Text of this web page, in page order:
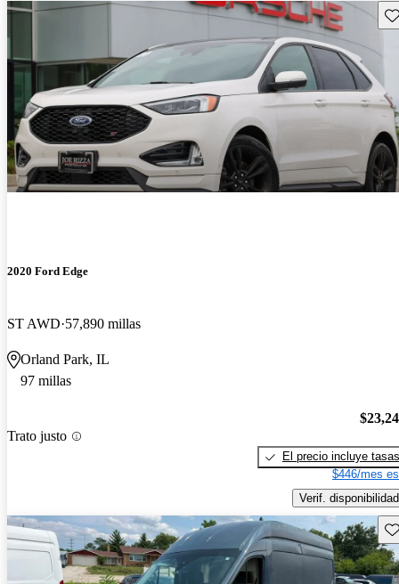
2020 Ford Edge
ST AWD 57,890 millas
Orland Park, IL
97 millas
Trato justo
El precio incluye tasas
$446/mes
Verif. disponibilidad